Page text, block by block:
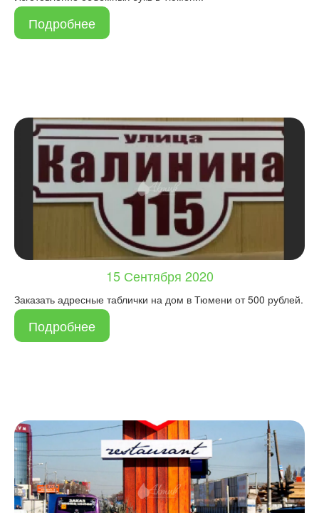
Подробнее
15 Сентября 2020
Заказать адресные таблички на дом в Тюмени от 500 рублей.
Подробнее